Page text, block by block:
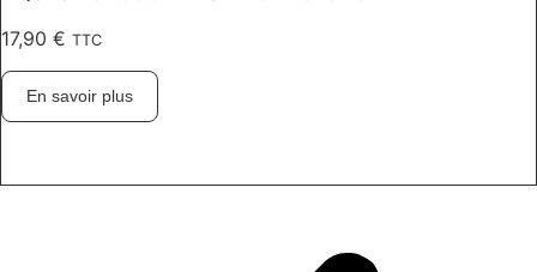
17,90 € TTC
En savoir plus